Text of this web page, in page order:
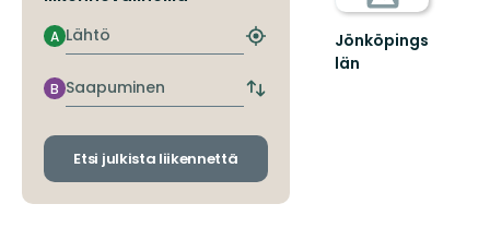
Lähtö
A
Etsi
pysäkki
Saapuminen
B
Vaihda
ja
Etsi julkista liikennettä
Jönköpings
län